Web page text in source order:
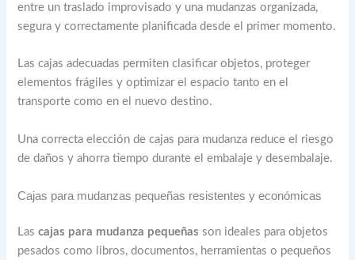
entre un traslado improvisado y una mudanzas organizada,
segura y correctamente planificada desde el primer momento.
Las cajas adecuadas permiten clasificar objetos, proteger
elementos frágiles y optimizar el espacio tanto en el
transporte como en el nuevo destino.
Una correcta elección de cajas para mudanza reduce el riesgo
de daños y ahorra tiempo durante el embalaje y desembalaje.
Cajas para mudanzas pequeñas resistentes y económicas
Lascajas para mudanza pequeñas son ideales para objetos
pesados como libros, documentos, herramientas o pequeños